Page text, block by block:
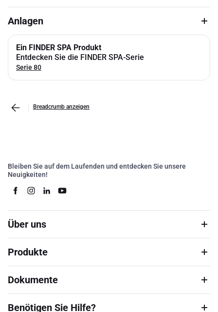
Anlagen
Ein FINDER SPA Produkt
Entdecken Sie die FINDER SPA-Serie
Serie 80
Breadcrumb anzeigen
Bleiben Sie auf dem Laufenden und entdecken Sie unsere
Neuigkeiten!
Über uns
Produkte
Dokumente
Benötigen Sie Hilfe?